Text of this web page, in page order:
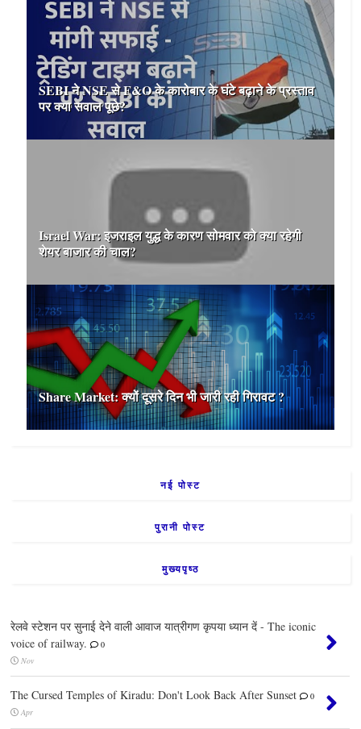
SEBI ने NSE से F&O के कारोबार के घंटे बढ़ाने के प्रस्ताव
पर क्या सवाल पूछे?
Israel War: इजराइल युद्ध के कारण सोमवार को क्या रहेगी
शेयर बाजार की चाल?
Share Market: क्यों दूसरे दिन भी जारी रही गिरावट ?
नई पोस्ट
पुरानी पोस्ट
मुख्यपृष्ठ
रेलवे स्टेशन पर सुनाई देने वाली आवाज यात्रीगण कृपया ध्यान दें - The iconic
voice of railway.
0
Nov
The Cursed Temples of Kiradu: Don't Look Back After Sunset
0
Apr